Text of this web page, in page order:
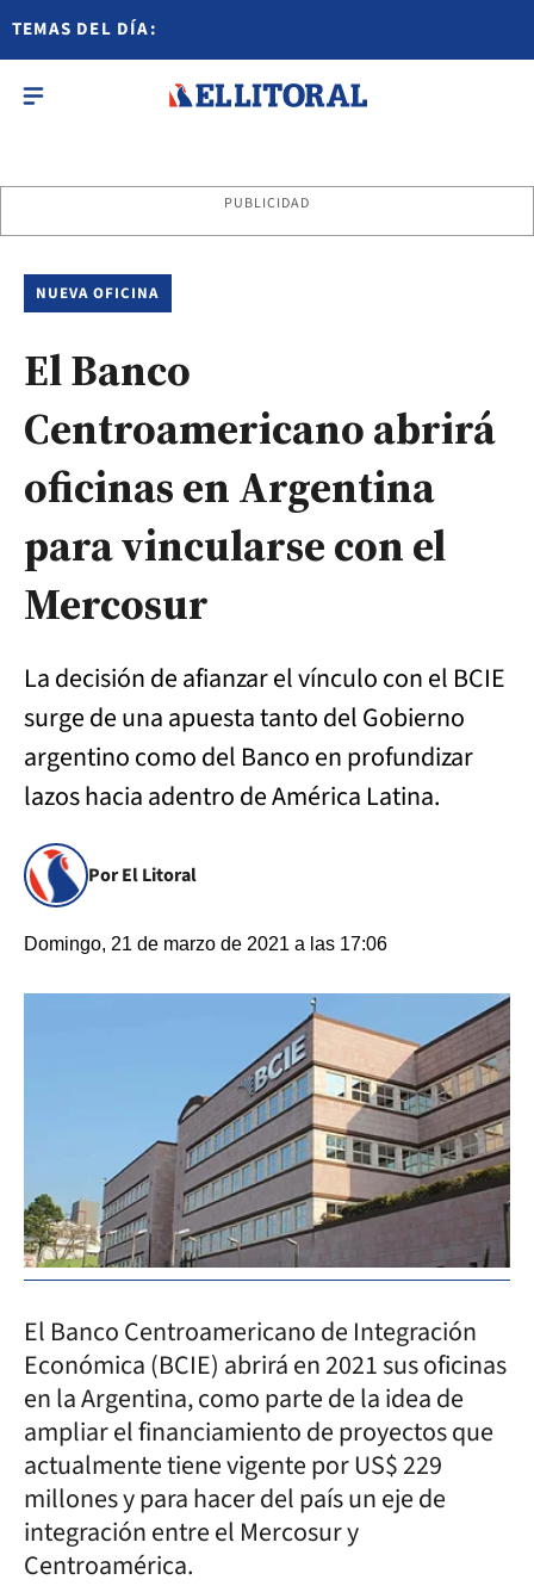
TEMAS DEL DÍA:
PUBLICIDAD
NUEVA OFICINA
El Banco
Centroamericano abrirá
oficinas en Argentina
para vincularse con el
Mercosur
La decisión de afianzar el vínculo con el BCIE
surge de una apuesta tanto del Gobierno
argentino como del Banco en profundizar
lazos hacia adentro de América Latina.
Por El Litoral
Domingo, 21 de marzo de 2021 a las 17:06
El Banco Centroamericano de Integración
Económica (BCIE) abrirá en 2021 sus oficinas
en la Argentina, como parte de la idea de
ampliar el financiamiento de proyectos que
actualmente tiene vigente por US$ 229
millones y para hacer del país un eje de
integración entre el Mercosur y
Centroamérica.